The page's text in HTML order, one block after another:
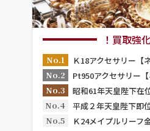
！買取強
No.1
Ｋ18アクセサリー【
No.2
Pt950アクセサリー【
No.3
昭和61年天皇陛下在
No.4
平成２年天皇陛下即
No.5
Ｋ24メイプルリーフ